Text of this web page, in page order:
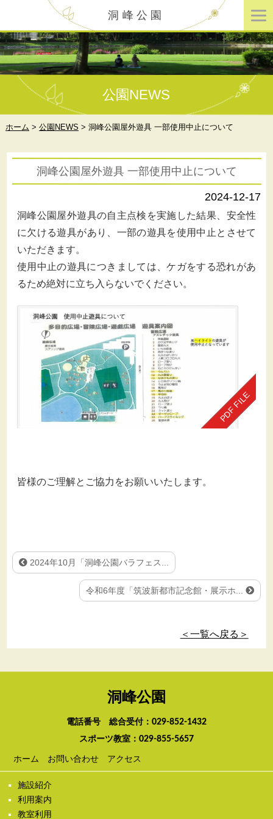
洞峰公園
公園NEWS
ホーム > 公園NEWS > 洞峰公園屋外遊具 一部使用中止について
洞峰公園屋外遊具 一部使用中止について
2024-12-17
洞峰公園屋外遊具の自主点検を実施した結果、安全性
に欠ける遊具があり、一部の遊具を使用中止とさせて
いただきます。
使用中止の遊具につきましては、ケガをする恐れがあ
るため絶対に立ち入らないでください。
皆様のご理解とご協力をお願いいたします。
2024年10月「洞峰公園バラフェス...
令和6年度「筑波新都市記念館・展示ホ...
＜一覧へ戻る＞
洞峰公園
電話番号 総合受付： 029-852-1432
スポーツ教室： 029-855-5657
ホーム お問い合わせ アクセス
施設紹介
利用案内
教室利用